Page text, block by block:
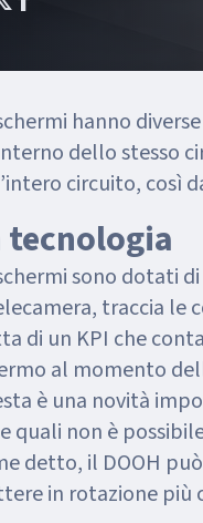
hanno
dello stesso
circuito, così
tecnologia
sono dotati
traccia le
di un KPI che
al momento
è una novità
quali non è
detto, il DOOH
in rotazione